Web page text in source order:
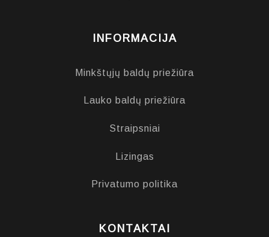
INFORMACIJA
Minkštųjų baldų priežiūra
Lauko baldų priežiūra
Straipsniai
Lizingas
Privatumo politika
KONTAKTAI